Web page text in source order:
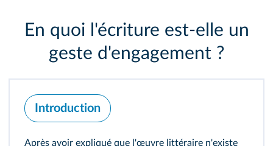
En quoi l'écriture est-elle un
geste d'engagement ?
Introduction
Après avoir expliqué que l'œuvre littéraire n'existe